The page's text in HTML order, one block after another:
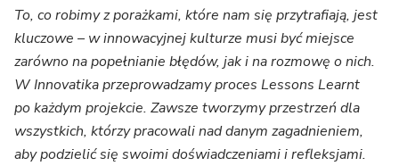
To, co robimy z porażkami, które nam się przytrafiają, jest
kluczowe – w innowacyjnej kulturze musi być miejsce
zarówno na popełnianie błędów, jak i na rozmowę o nich.
W Innovatika przeprowadzamy proces Lessons Learnt
po każdym projekcie. Zawsze tworzymy przestrzeń dla
wszystkich, którzy pracowali nad danym zagadnieniem,
aby podzielić się swoimi doświadczeniami i refleksjami.